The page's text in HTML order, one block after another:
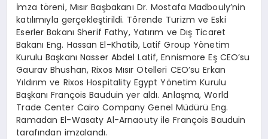
İmza töreni, Mısır Başbakanı Dr. Mostafa Madbouly’nin
katılımıyla gerçekleştirildi. Törende Turizm ve Eski
Eserler Bakanı Sherif Fathy, Yatırım ve Dış Ticaret
Bakanı Eng. Hassan El-Khatib, Latif Group Yönetim
Kurulu Başkanı Nasser Abdel Latif, Ennismore Eş CEO’su
Gaurav Bhushan, Rixos Mısır Otelleri CEO’su Erkan
Yıldırım ve Rixos Hospitality Egypt Yönetim Kurulu
Başkanı François Bauduin yer aldı. Anlaşma, World
Trade Center Cairo Company Genel Müdürü Eng.
Ramadan El-Wasaty Al-Arnaouty ile François Bauduin
tarafından imzalandı.